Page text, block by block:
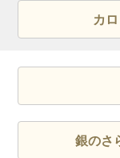
カ
銀のさ